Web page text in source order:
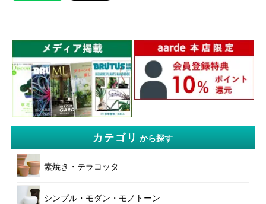
カテゴリ から探す
素焼き・テラコッタ
シンプル・モダン・モノトーン